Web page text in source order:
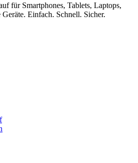
für Smartphones, Tablets, Laptops,
Einfach. Schnell. Sicher.